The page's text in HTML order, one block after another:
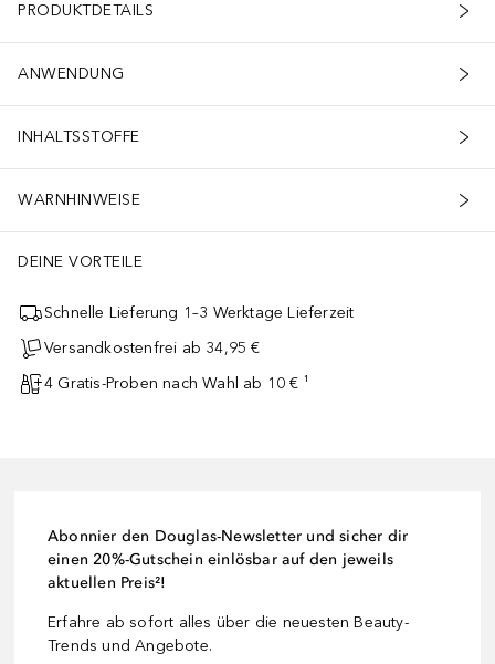
PRODUKTDETAILS
ANWENDUNG
INHALTSSTOFFE
WARNHINWEISE
DEINE VORTEILE
Schnelle Lieferung 1–3 Werktage Lieferzeit
Versandkostenfrei ab 34,95 €
4 Gratis-Proben nach Wahl ab 10 € ¹
Abonnier den Douglas-Newsletter und sicher dir
einen 20%-Gutschein einlösbar auf den jeweils
aktuellen Preis²!
Erfahre ab sofort alles über die neuesten Beauty-
Trends und Angebote.